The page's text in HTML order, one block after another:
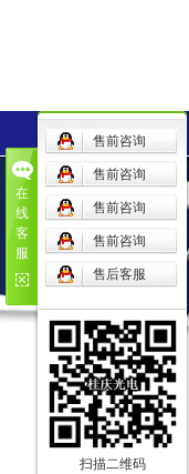
在
线
客
服
售前咨询
售前咨询
售前咨询
售前咨询
售后客服
扫描二维码